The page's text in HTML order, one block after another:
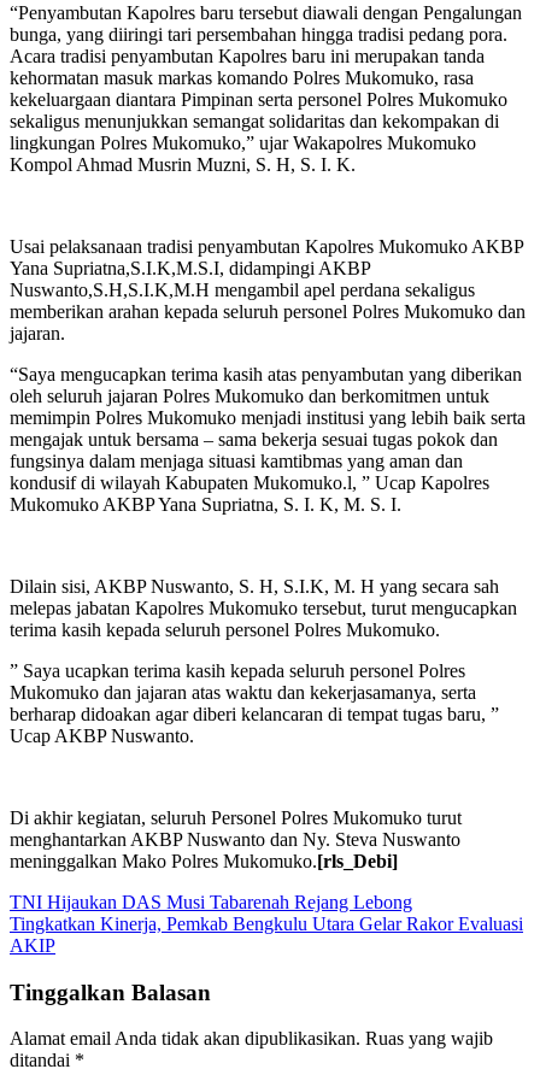
“Penyambutan Kapolres baru tersebut diawali dengan Pengalungan
bunga, yang diiringi tari persembahan hingga tradisi pedang pora.
Acara tradisi penyambutan Kapolres baru ini merupakan tanda
kehormatan masuk markas komando Polres Mukomuko, rasa
kekeluargaan diantara Pimpinan serta personel Polres Mukomuko
sekaligus menunjukkan semangat solidaritas dan kekompakan di
lingkungan Polres Mukomuko,” ujar Wakapolres Mukomuko
Kompol Ahmad Musrin Muzni, S. H, S. I. K.
Usai pelaksanaan tradisi penyambutan Kapolres Mukomuko AKBP
Yana Supriatna,S.I.K,M.S.I, didampingi AKBP
Nuswanto,S.H,S.I.K,M.H mengambil apel perdana sekaligus
memberikan arahan kepada seluruh personel Polres Mukomuko dan
jajaran.
“Saya mengucapkan terima kasih atas penyambutan yang diberikan
oleh seluruh jajaran Polres Mukomuko dan berkomitmen untuk
memimpin Polres Mukomuko menjadi institusi yang lebih baik serta
mengajak untuk bersama – sama bekerja sesuai tugas pokok dan
fungsinya dalam menjaga situasi kamtibmas yang aman dan
kondusif di wilayah Kabupaten Mukomuko.l, ” Ucap Kapolres
Mukomuko AKBP Yana Supriatna, S. I. K, M. S. I.
Dilain sisi, AKBP Nuswanto, S. H, S.I.K, M. H yang secara sah
melepas jabatan Kapolres Mukomuko tersebut, turut mengucapkan
terima kasih kepada seluruh personel Polres Mukomuko.
” Saya ucapkan terima kasih kepada seluruh personel Polres
Mukomuko dan jajaran atas waktu dan kekerjasamanya, serta
berharap didoakan agar diberi kelancaran di tempat tugas baru, ”
Ucap AKBP Nuswanto.
Di akhir kegiatan, seluruh Personel Polres Mukomuko turut
menghantarkan AKBP Nuswanto dan Ny. Steva Nuswanto
meninggalkan Mako Polres Mukomuko.[rls_Debi]
Navigasi
pos
TNI Hijaukan DAS Musi Tabarenah Rejang Lebong
Tingkatkan Kinerja, Pemkab Bengkulu Utara Gelar Rakor Evaluasi
AKIP
Tinggalkan Balasan
Alamat email Anda tidak akan dipublikasikan. Ruas yang wajib
ditandai *